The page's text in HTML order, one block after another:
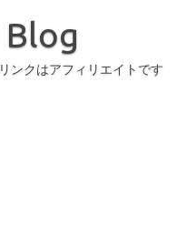
ンクはアフィリエイトです